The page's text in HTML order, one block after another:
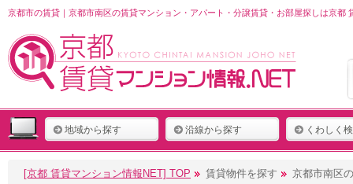
京都市の賃貸｜京都市南区の賃貸マンション・アパート・分譲賃貸・お部屋探しは京都
地域から探す 沿線から探す くわしく
[京都 賃貸マンション情報NET] TOP 賃貸物件を探す 京都市南区